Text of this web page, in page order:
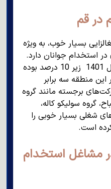
در قم
بسیار خوب، به ویژه
استخدام جوانان دارد.
نرخ بیکاری این استان در سال 1401 زیر 10 درصد بوده
منطقه سه برابر
برجسته مانند گروه
گروه سولیکو کاله،
شغلی بسیار خوبی را
است.
مشاغل استخدام